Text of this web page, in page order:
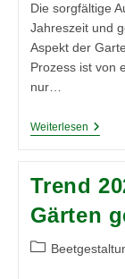
Die sorgfältige
Jahreszeit und
Aspekt der
Prozess ist von
nur…
WeiterlesenDie
Jede
Und
Trend
Gärten
Beitrags-